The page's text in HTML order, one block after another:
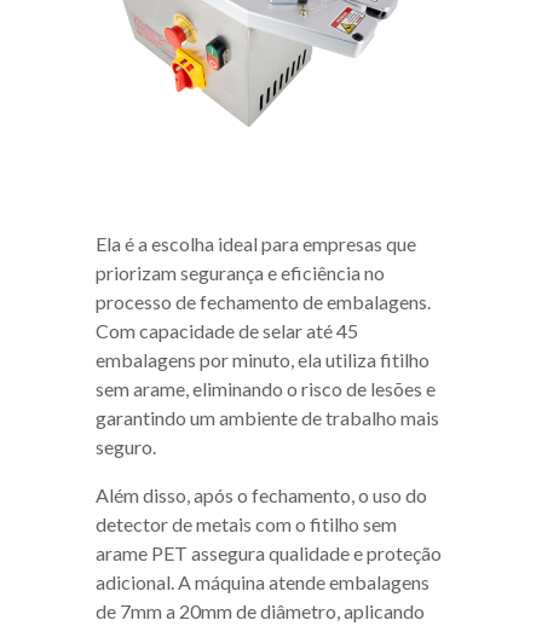
Ela é a escolha ideal para empresas que
priorizam segurança e eficiência no
processo de fechamento de embalagens.
Com capacidade de selar até 45
embalagens por minuto, ela utiliza fitilho
sem arame, eliminando o risco de lesões e
garantindo um ambiente de trabalho mais
seguro.
Além disso, após o fechamento, o uso do
detector de metais com o fitilho sem
arame PET assegura qualidade e proteção
adicional. A máquina atende embalagens
de 7mm a 20mm de diâmetro, aplicando